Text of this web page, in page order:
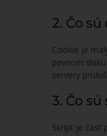
2. Čo
Cookie je
pevnom
servery
3. Čo
Skript je časť